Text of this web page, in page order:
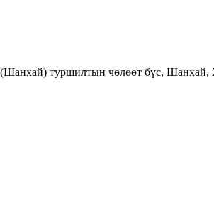
туршилтын чөлөөт бүс, Шанхай,